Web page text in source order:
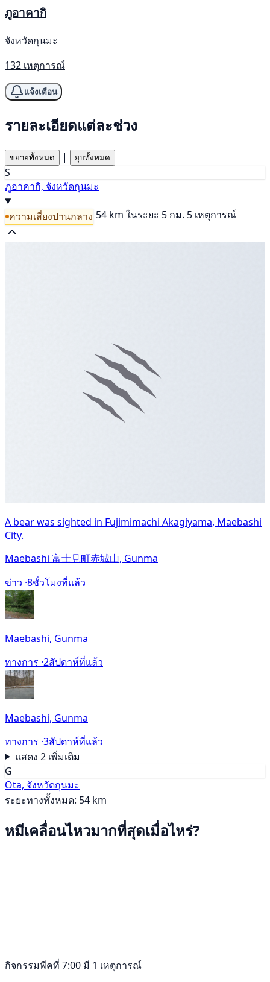
ภูอาคากิ
จังหวัดกุนมะ
132 เหตุการณ์
แจ้งเตือน
รายละเอียดแต่ละช่วง
ขยายทั้งหมด | ยุบทั้งหมด
S
ภูอาคากิ, จังหวัดกุนมะ
ความเสี่ยงปานกลาง 54 km ในระยะ 5 กม. 5 เหตุการณ์
A bear was sighted in Fujimimachi Akagiyama, Maebashi
City.
Maebashi 富士見町赤城山, Gunma
ข่าว ·8ชั่วโมงที่แล้ว
Maebashi, Gunma
ทางการ ·2สัปดาห์ที่แล้ว
Maebashi, Gunma
ทางการ ·3สัปดาห์ที่แล้ว
แสดง 2 เพิ่มเติม
G
Ota, จังหวัดกุนมะ
ระยะทางทั้งหมด: 54 km
หมีเคลื่อนไหวมากที่สุดเมื่อไหร่?
กิจกรรมพีคที่ 7:00 มี 1 เหตุการณ์